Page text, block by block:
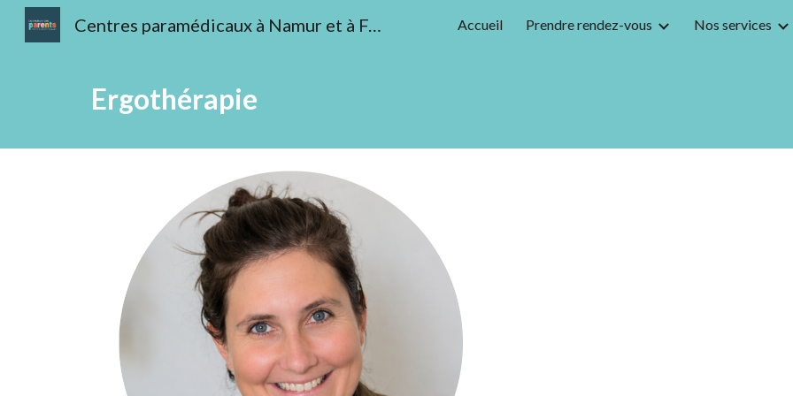
Skip to main content Skip to
Centres paramédicaux à Namur et à Fernelmont Accueil Prendre rendez-vous Nos services
Ergothérapie